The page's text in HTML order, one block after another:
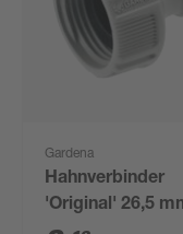
Gardena
Hahnverbinder
'Original' 26,5